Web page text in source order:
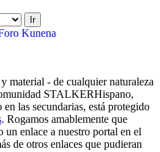
Kunena
material - de cualquier naturaleza
STALKERHispano,
las secundarias, está protegido
. Rogamos amablemente que
un enlace a nuestro portal en el
de otros enlaces que pudieran